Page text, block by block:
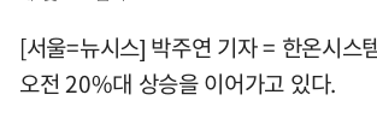
[서울=뉴시스] 박주연 기자 = 한온시스
오전 20%대 상승을 이어가고 있다.